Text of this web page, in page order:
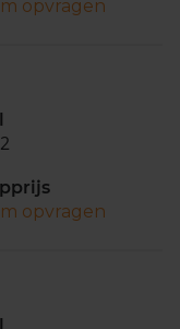
opvragen
opvragen